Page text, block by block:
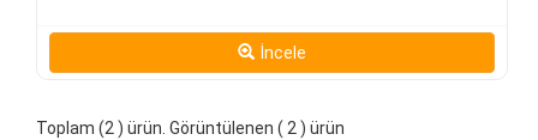
İncele
Toplam (2 ) ürün. Görüntülenen ( 2 ) ürün